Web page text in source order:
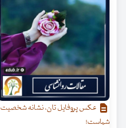
عکس پروفایل تان، نشانه شخصیت
شماست!